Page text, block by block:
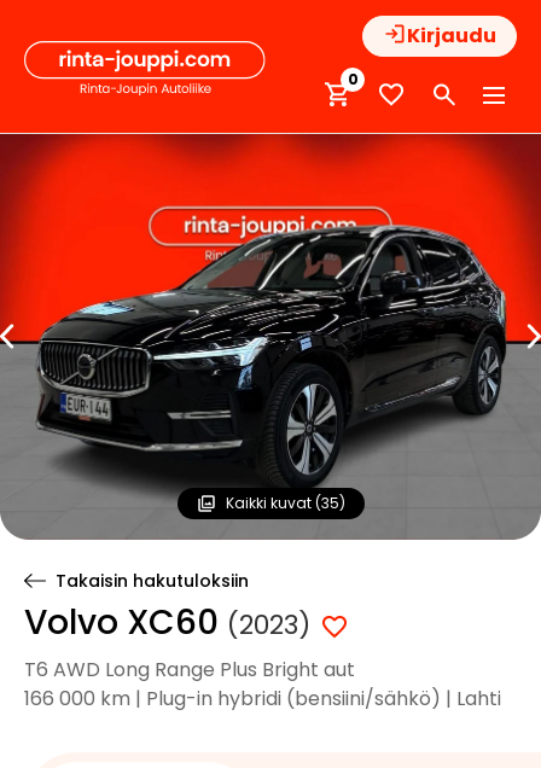
sisältöön
Kirjaudu
0
Kaikki kuvat (35)
Takaisin hakutuloksiin
Volvo XC60 (2023)
T6 AWD Long Range Plus Bright aut
166 000 km | Plug-in hybridi (bensiini/sähkö) | Lahti